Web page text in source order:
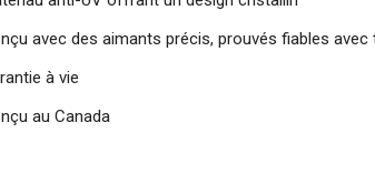
avec des aimants précis, prouvés fiables
à vie
au Canada